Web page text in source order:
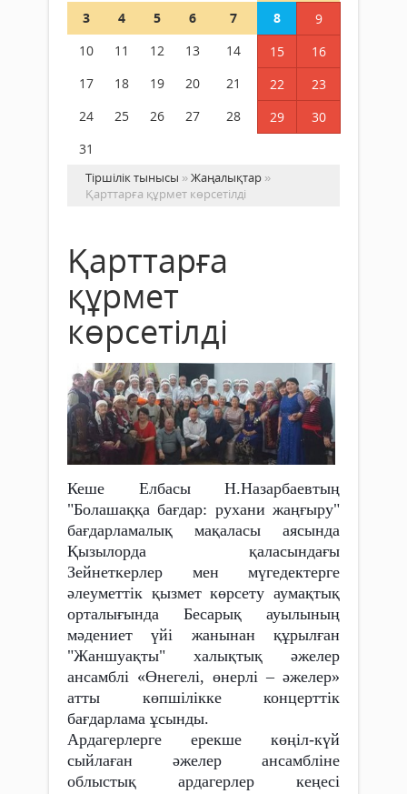
3
4 5 6 7 8
9
10
11 12 13 14 15
16
17
18 19 20 21 22
23
24
25 26 27 28 29
30
31
Тіршілік тынысы »Жаңалықтар »
Қарттарға құрмет көрсетілді
Қарттарға
құрмет
көрсетілді
Кеше Елбасы Н.Назарбаевтың
"Болашаққа бағдар: рухани жаңғыру"
бағдарламалық мақаласы аясында
Қызылорда қаласындағы
Зейнеткерлер мен мүгедектерге
әлеуметтік қызмет көрсету аумақтық
орталығында Бесарық ауылының
мәдениет үйі жанынан құрылған
"Жаншуақты" халықтық әжелер
ансамблі «Өнегелі, өнерлі – әжелер»
атты көпшілікке концерттік
бағдарлама ұсынды.
Ардагерлерге ерекше көңіл-күй
сыйлаған әжелер ансамбліне
облыстық ардагерлер кеңесі